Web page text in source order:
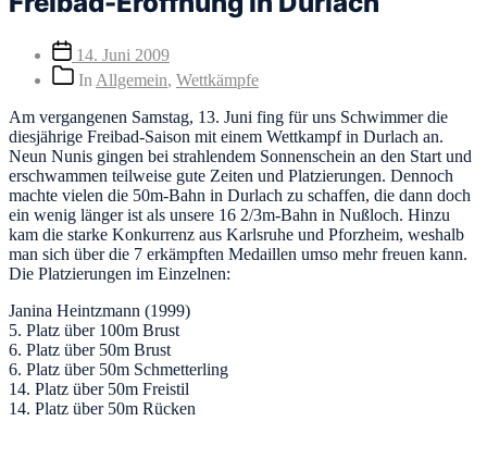
Veröffentlichungsdatum
14. Juni 2009
Beitragskategorien
In Allgemein, Wettkämpfe
Am vergangenen Samstag, 13. Juni fing für uns Schwimmer die
diesjährige Freibad-Saison mit einem Wettkampf in Durlach an.
Neun Nunis gingen bei strahlendem Sonnenschein an den Start und
erschwammen teilweise gute Zeiten und Platzierungen. Dennoch
machte vielen die 50m-Bahn in Durlach zu schaffen, die dann doch
ein wenig länger ist als unsere 16 2/3m-Bahn in Nußloch. Hinzu
kam die starke Konkurrenz aus Karlsruhe und Pforzheim, weshalb
man sich über die 7 erkämpften Medaillen umso mehr freuen kann.
Die Platzierungen im Einzelnen:
Janina Heintzmann (1999)
5. Platz über 100m Brust
6. Platz über 50m Brust
6. Platz über 50m Schmetterling
14. Platz über 50m Freistil
14. Platz über 50m Rücken